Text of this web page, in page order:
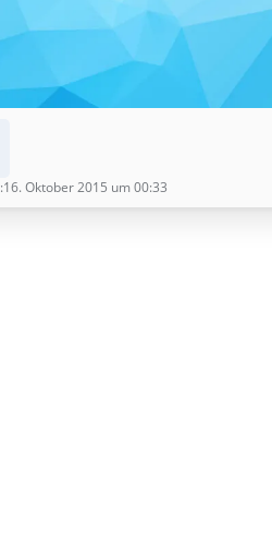
16. Oktober 2015 um 00:33